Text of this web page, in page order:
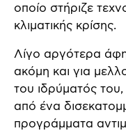
οποίο στήριζε
κλιματικής κρίσης.
Λίγο αργότερα
ακόμη και για
του ιδρύματός
από ένα
προγράμματα